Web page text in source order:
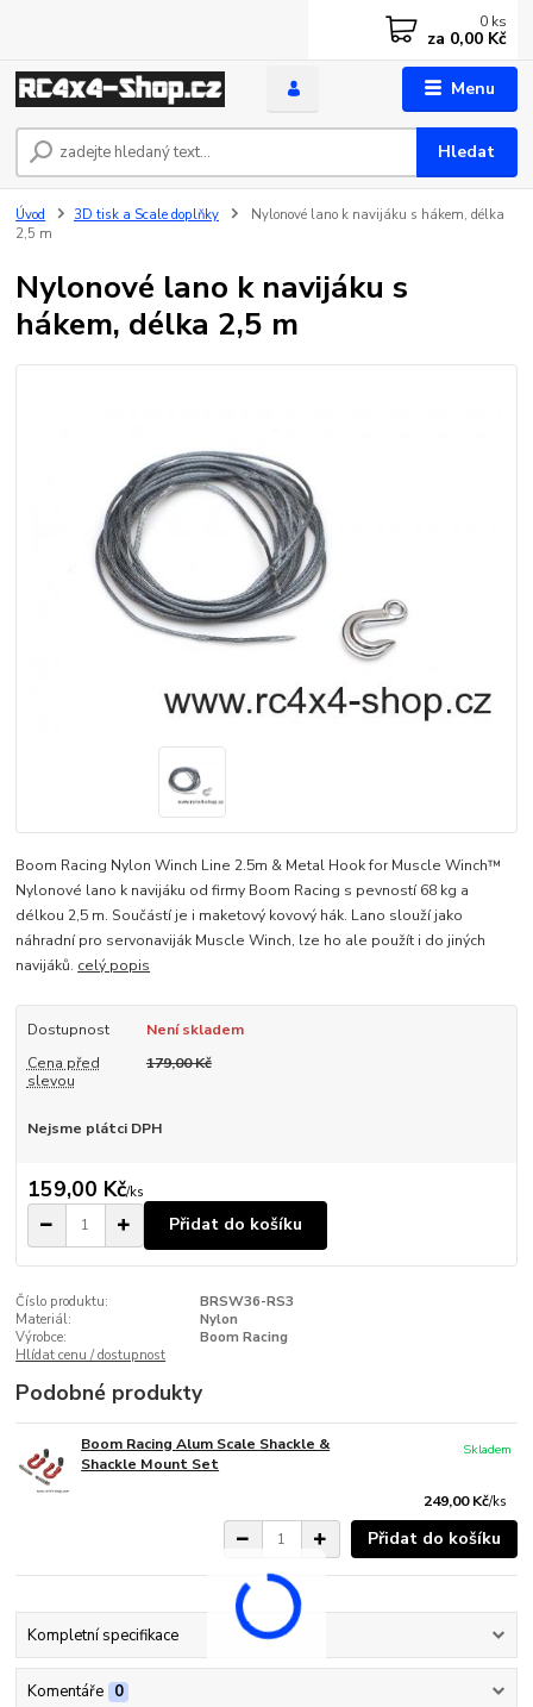
Menu
Hledat
0 ks
za 0,00 Kč
Úvod 3D tisk a Scale doplňky
Nylonové lano k navijáku s hákem, délka
2,5 m
Nylonové lano k navijáku s
hákem, délka 2,5 m
Boom Racing Nylon Winch Line 2.5m & Metal Hook for Muscle Winch™
Nylonové lano k navijáku od firmy Boom Racing s pevností 68 kg a
délkou 2,5 m. Součástí je i maketový kovový hák. Lano slouží jako
náhradní pro servonaviják Muscle Winch, lze ho ale použít i do jiných
navijáků. celý popis
Dostupnost
Není skladem
Cena před
slevou
179,00 Kč
Nejsme plátci DPH
159,00 Kč/ks
Přidat do košíku
Číslo produktu:
BRSW36-RS3
Materiál:
Nylon
Výrobce:
Boom Racing
Hlídat cenu / dostupnost
Podobné produkty
Boom Racing Alum Scale Shackle &
Shackle Mount Set
249,00 Kč/ks
Skladem
Přidat do košíku
Kompletní specifikace
Komentáře 0